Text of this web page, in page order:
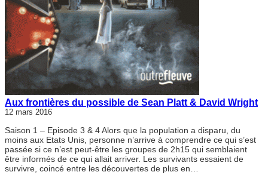
Aux frontières du possible de Sean Platt & David Wright
12 mars 2016
Saison 1 – Episode 3 & 4 Alors que la population a disparu, du
moins aux Etats Unis, personne n’arrive à comprendre ce qui s’est
passée si ce n’est peut-être les groupes de 2h15 qui semblaient
être informés de ce qui allait arriver. Les survivants essaient de
survivre, coincé entre les découvertes de plus en…